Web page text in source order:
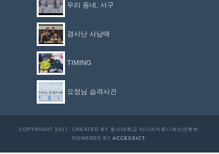
우리 동네, 서구
경사난 사남매
TIMING
요정님 습격사건
COPYRIGHT 2017. CREATED BY 동서대학교 미디어커뮤니케이션학부.
POWERED BY ACCESSICT.